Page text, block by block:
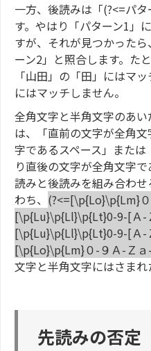
一方、後読みは「(?<=パ
す。やはり「パターン1」
すが、それが見つかった
ーン2」と照合します。た
「山田」の「田」にはマ
にはマッチしません。
全角文字と半角文字のあ
は、「直前の文字が全角
字であるスペース」また
り直後の文字が全角文字
読みと後読みを組み合わ
わち、 (?<=[\p{Lo}\p{Lm}
[\p{Lu}\p{Ll}\p{Lt}0-9-[Ａ-
[\p{Lu}\p{Ll}\p{Lt}0-9-[Ａ-
[\p{Lo}\p{Lm}０-９Ａ-Ｚ
文字と半角文字にはさまれ
先読みの否定